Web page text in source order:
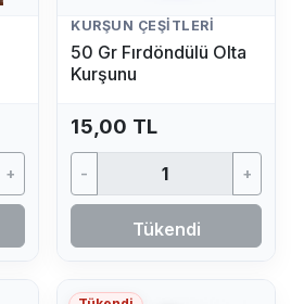
+
KURŞUN ÇEŞITLERI
50 Gr Fırdöndülü Olta
Kurşunu
15,00 TL
- +
Tükendi